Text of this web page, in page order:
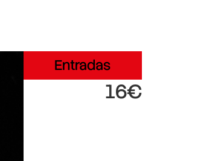
Entradas
16€